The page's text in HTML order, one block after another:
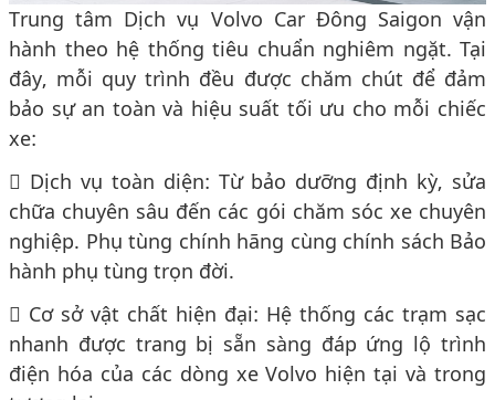
Trung tâm Dịch vụ Volvo Car Đông Saigon vận
hành theo hệ thống tiêu chuẩn nghiêm ngặt. Tại
đây, mỗi quy trình đều được chăm chút để đảm
bảo sự an toàn và hiệu suất tối ưu cho mỗi chiếc
xe:
 Dịch vụ toàn diện: Từ bảo dưỡng định kỳ, sửa
chữa chuyên sâu đến các gói chăm sóc xe chuyên
nghiệp. Phụ tùng chính hãng cùng chính sách Bảo
hành phụ tùng trọn đời.
 Cơ sở vật chất hiện đại: Hệ thống các trạm sạc
nhanh được trang bị sẵn sàng đáp ứng lộ trình
điện hóa của các dòng xe Volvo hiện tại và trong